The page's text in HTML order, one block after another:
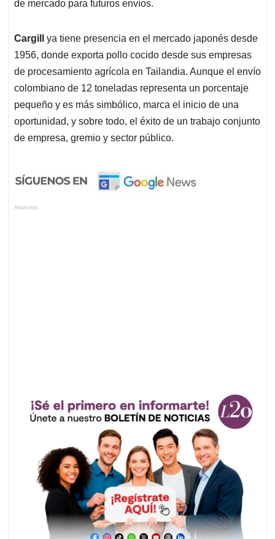
de mercado para futuros envíos.
Cargill
ya tiene presencia en el mercado japonés desde
1956, donde exporta pollo cocido desde sus empresas
de procesamiento agrícola en Tailandia. Aunque el envío
colombiano de 12 toneladas representa un porcentaje
pequeño y es más simbólico, marca el inicio de una
oportunidad, y sobre todo, el éxito de un trabajo conjunto
de empresa, gremio y sector público.
Anuncios.